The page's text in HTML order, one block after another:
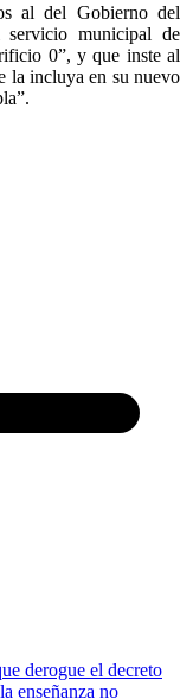
al del Gobierno del
municipal de
0”, y que inste al
la incluya en su nuevo
derogue el decreto
enseñanza no